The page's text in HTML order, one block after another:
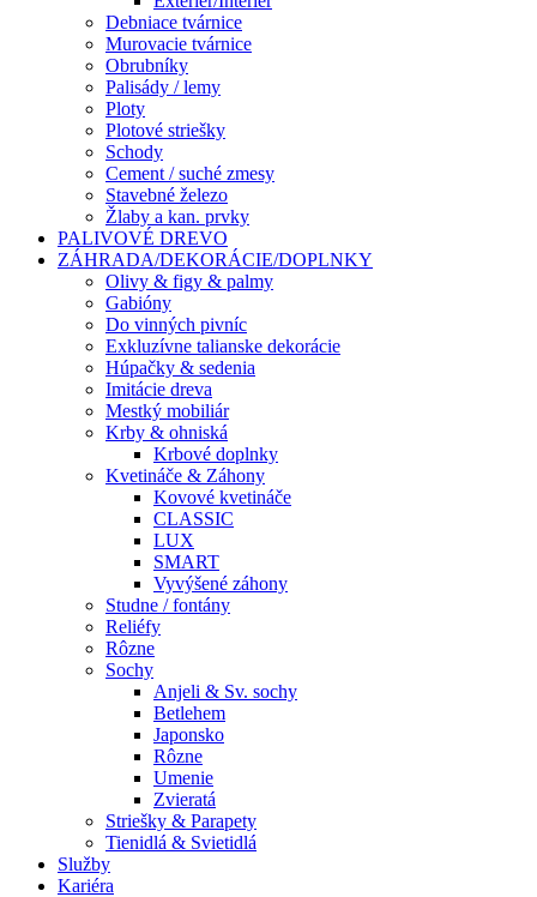
Debniace tvárnice
Murovacie tvárnice
Obrubníky
Palisády / lemy
Ploty
Plotové striešky
Schody
Cement / suché zmesy
Stavebné železo
Žlaby a kan. prvky
PALIVOVÉ DREVO
ZÁHRADA/DEKORÁCIE/DOPLNKY
Olivy & figy & palmy
Gabióny
Do vinných pivníc
Exkluzívne talianske dekorácie
Húpačky & sedenia
Imitácie dreva
Mestký mobiliár
Krby & ohniská
Krbové doplnky
Kvetináče & Záhony
Kovové kvetináče
CLASSIC
LUX
SMART
Vyvýšené záhony
Studne / fontány
Reliéfy
Rôzne
Sochy
Anjeli & Sv. sochy
Betlehem
Japonsko
Rôzne
Umenie
Zvieratá
Striešky & Parapety
Tienidlá & Svietidlá
Služby
Kariéra